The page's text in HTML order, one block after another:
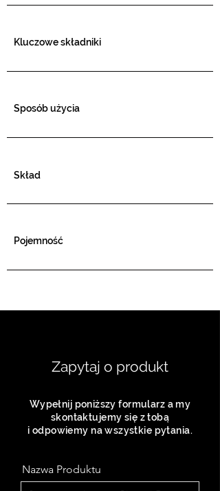
Kluczowe składniki
Sposób użycia
Skład
Pojemność
Zapytaj o produkt
Wypełnij poniższy formularz a my
skontaktujemy się z tobą
i odpowiemy na wszystkie pytania.
Nazwa Produktu